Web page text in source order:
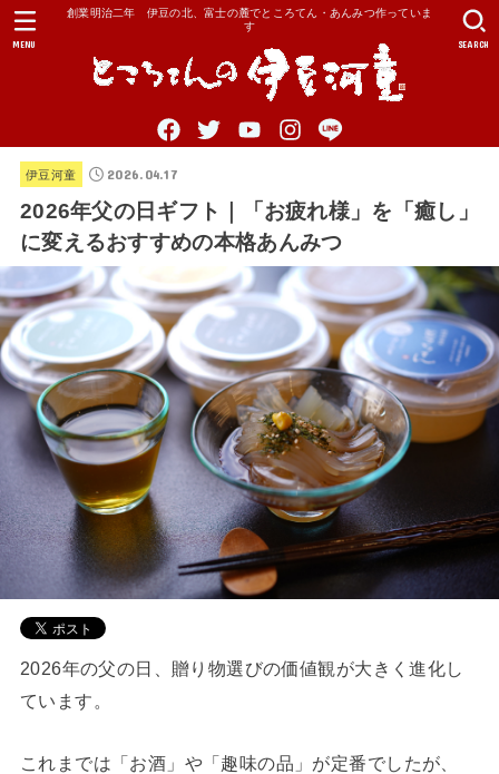
創業明治二年 伊豆の北、富士の麓でところてん・あんみつ作っていま
す
SEARCH
MENU
伊豆河童 2026.04.17
2026年父の日ギフト｜「お疲れ様」を「癒し」
に変えるおすすめの本格あんみつ
2026年の父の日、贈り物選びの価値観が大きく進化し
ています。
これまでは「お酒」や「趣味の品」が定番でしたが、